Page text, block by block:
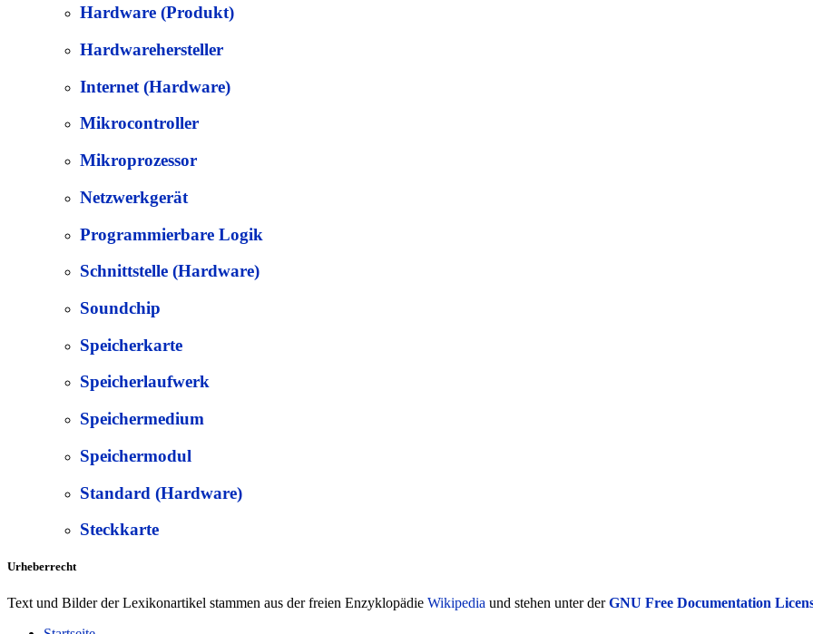
Hardware (Produkt)
Hardwarehersteller
Internet (Hardware)
Mikrocontroller
Mikroprozessor
Netzwerkgerät
Programmierbare Logik
Schnittstelle (Hardware)
Soundchip
Speicherkarte
Speicherlaufwerk
Speichermedium
Speichermodul
Standard (Hardware)
Steckkarte
Urheberrecht
Text und Bilder der Lexikonartikel stammen aus der freien Enzyklopädie Wikipedia und stehen unter derGNU Free Documentation